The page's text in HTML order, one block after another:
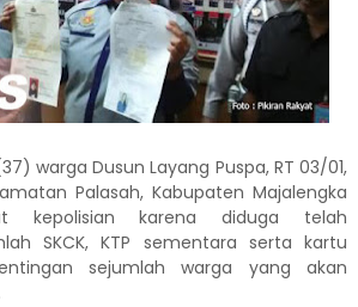
warga Dusun Layang Puspa, RT 03/01,
Palasah, Kabupaten Majalengka
kepolisian karena diduga telah
SKCK, KTP sementara serta kartu
sejumlah warga yang akan